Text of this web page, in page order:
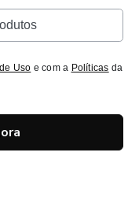
Uso e com a Políticas da